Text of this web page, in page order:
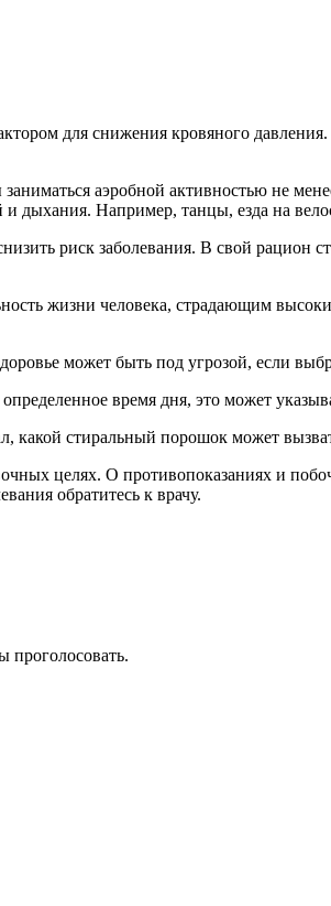
для снижения кровяного
аэробной активностью не
и дыхания. Например, танцы, езда на
риск заболевания. В свой
жизни человека, страдающим
может быть под угрозой, если
время дня, это может
какой стиральный порошок может
целях. О противопоказаниях и
обратитесь к врачу.
проголосовать.